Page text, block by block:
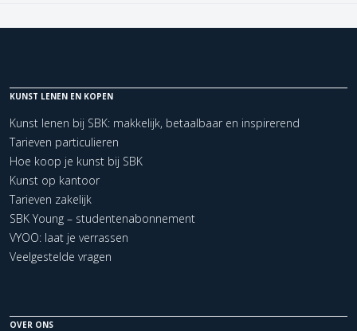
KUNST LENEN EN KOPEN
Kunst lenen bij SBK: makkelijk, betaalbaar en inspirerend
Tarieven particulieren
Hoe koop je kunst bij SBK
Kunst op kantoor
Tarieven zakelijk
SBK Young – studentenabonnement
VYOO: laat je verrassen
Veelgestelde vragen
OVER ONS